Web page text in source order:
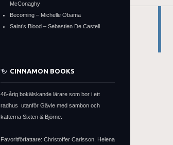
McConaghy
Becoming – Michelle Obama
Saint’s Blood – Sebastien De Castell
CINNAMON BOOKS
46-årig bokälskande lärare som bor i ett
radhus utanför Gävle med sambon och
katterna Sixten & Björne.
Favoritförfattare: Christoffer Carlsson, Helena